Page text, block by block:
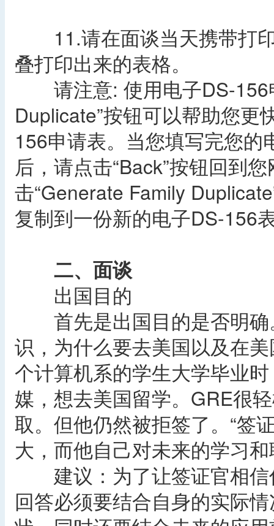
11.请在面谈当天携带打印
叠打印出来的表格。
请注意: 使用电子DS-156
Duplicate”按钮可以帮助您更
156申请表。当您填写完您
后，请点击“Back”按钮回到
击“Generate Family
复制到一份新的电子DS-156
二、面谈
出国目的
首先是出国目的是否明确
识，为什么要去美国以及在
个计算机系的学生大学毕业
媒，想去美国留学。GRE很
取。但他仍然被拒签了。“签
大，而他自己对未来的学习
建议：为了让签证官相信
回答必须要结合自身的实际